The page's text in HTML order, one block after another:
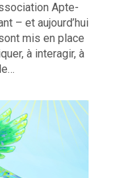
Apte-
– et aujourd’hui
mis en place
à interagir, à